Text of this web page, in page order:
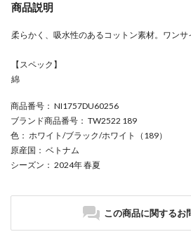
商品説明
柔らかく、吸水性のあるコットン素材。ワン
【スペック】
綿
商品番号 ： NI1757DU60256
ブランド商品番号 ： TW2522 189
色 ： ホワイト/ブラック/ホワイト（189）
原産国 ： ベトナム
シーズン ： 2024年 春夏
この商品に関するお